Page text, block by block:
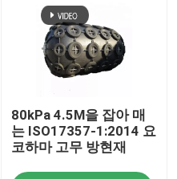
80kPa 4.5M을 잡아 매
는 ISO17357-1:2014 요
코하마 고무 방현재